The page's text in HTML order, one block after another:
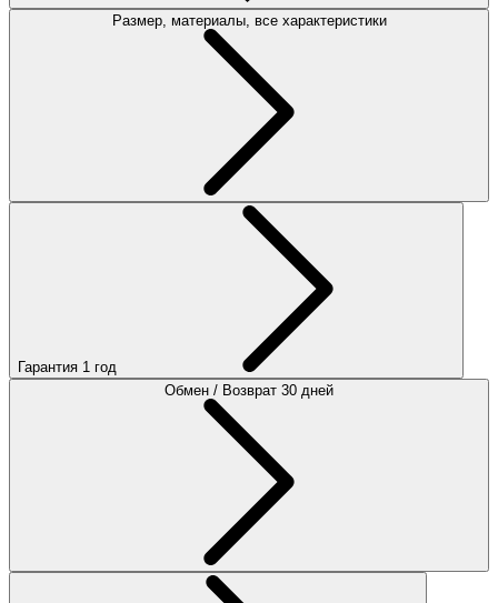
Размер, материалы, все характеристики
Гарантия 1 год
Обмен / Возврат 30 дней